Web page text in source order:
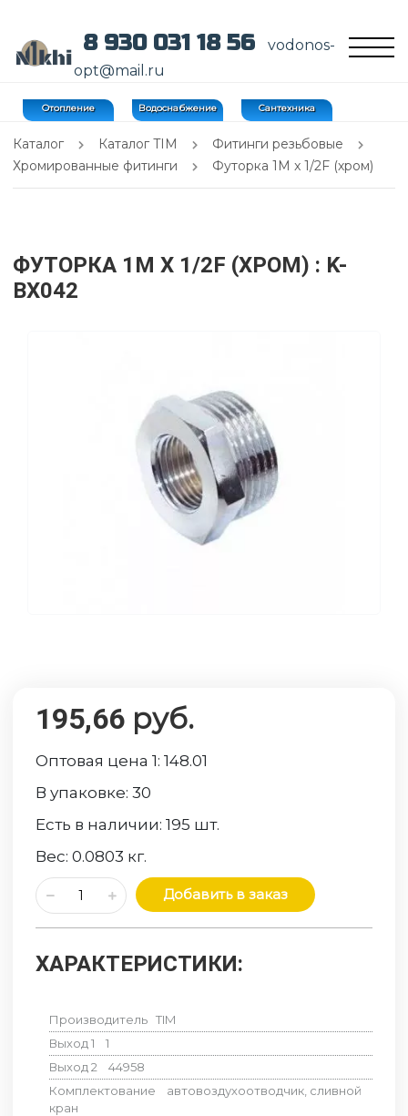
8 930 031 18 56
vodonos-
opt@mail.ru
Отопление Водоснабжение Сантехника
Каталог Каталог TIM
Фитинги резьбовые
Хромированные фитинги
Футорка 1M x 1/2F (хром)
ФУТОРКА 1M X 1/2F (ХРОМ) : K-
BX042
195,66 руб.
Оптовая цена 1:148.01
В упаковке:30
Есть в наличии:195 шт.
Вес:0.0803 кг.
Добавить в заказ
ХАРАКТЕРИСТИКИ:
Производитель TIM
Выход 1
1
Выход 2
44958
Комплектование
автовоздухоотводчик, сливной
кран